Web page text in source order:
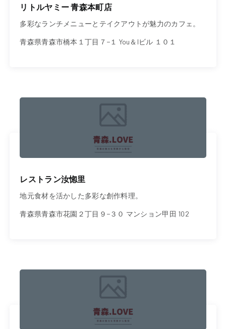
リトルヤミー 青森本町店
多彩なランチメニューとテイクアウトが魅力のカフェ。
青森県青森市橋本１丁目７−１ You＆Iビル １０１
レストラン汝惚里
地元食材を活かした多彩な創作料理。
青森県青森市花園２丁目９−３０ マンション甲田 102